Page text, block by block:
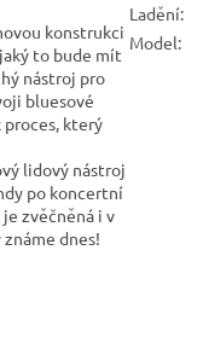
konstrukci
to bude mít
nástroj pro
bluesové
proces, který
lidový nástroj
po koncertní
zvěčněná i v
dnes!
Ladění:
Model: